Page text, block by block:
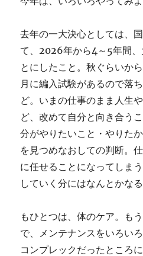
去年の一大決心としては、
て、2026年から4～5年間、
とにしたこと。秋ぐらいか
月に編入試験があるので落
ど。いまの仕事のまま人生
ど、改めて自分と向き合う
分がやりたいこと・やりた
を見つめなおしての判断。
に任せることになってしま
していく分にはなんとかなる
もひとつは、体のケア。も
で、メンテナンスをいろい
コンプレックだったところ